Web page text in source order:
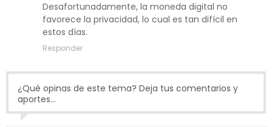
Desafortunadamente, la moneda digital no
favorece la privacidad, lo cual es tan difícil en
estos días.
Responder
¿Qué opinas de este tema? Deja tus comentarios y
aportes...